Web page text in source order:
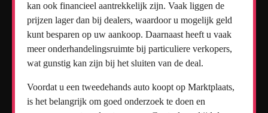
kan ook financieel aantrekkelijk zijn. Vaak liggen de
prijzen lager dan bij dealers, waardoor u mogelijk geld
kunt besparen op uw aankoop. Daarnaast heeft u vaak
meer onderhandelingsruimte bij particuliere verkopers,
wat gunstig kan zijn bij het sluiten van de deal.
Voordat u een tweedehands auto koopt op Marktplaats,
is het belangrijk om goed onderzoek te doen en